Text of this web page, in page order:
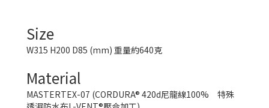
Size
W315 H200 D85 (mm) 重量約640克
Material
MASTERTEX-07 (CORDURA® 420d尼龍線100% 特殊